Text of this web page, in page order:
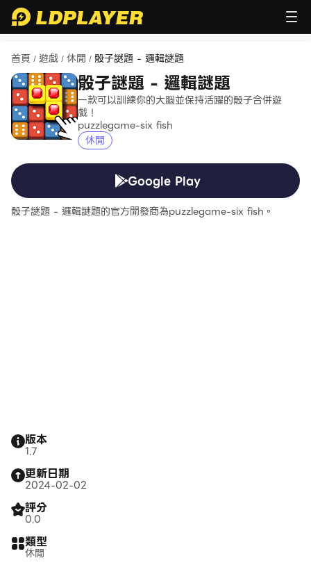
首頁 / 遊戲 / 休閒 / 骰子謎題 - 邏輯謎題
骰子謎題 - 邏輯謎題
一款可以訓練你的大腦並保持活躍的骰子合併遊
戲！
puzzlegame-six fish
休閒
Google Play
骰子謎題 - 邏輯謎題的官方開發商為puzzlegame-six fish。
版本
1.7
更新日期
2024-02-02
評分
0.0
類型
休閒